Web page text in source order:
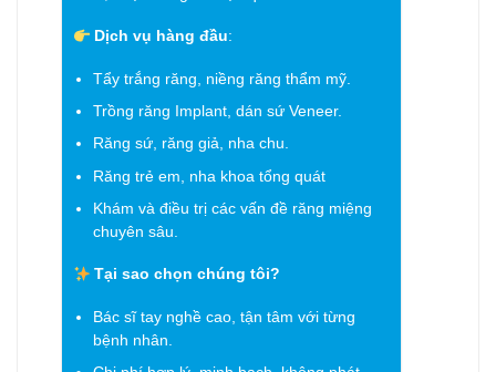
Dịch vụ hàng đầu:
Tẩy trắng răng, niềng răng thẩm mỹ.
Trồng răng Implant, dán sứ Veneer.
Răng sứ, răng giả, nha chu.
Răng trẻ em, nha khoa tổng quát
Khám và điều trị các vấn đề răng miệng
chuyên sâu.
Tại sao chọn chúng tôi?
Bác sĩ tay nghề cao, tận tâm với từng
bệnh nhân.